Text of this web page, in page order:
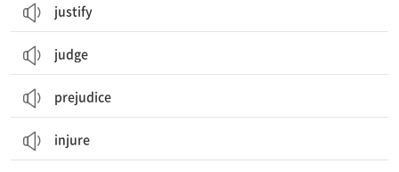
justify
judge
prejudice
injure